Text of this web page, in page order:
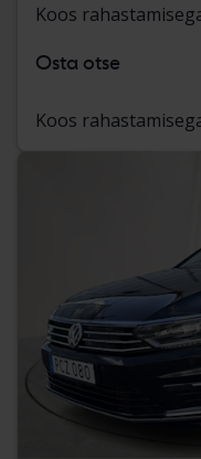
Koos
Osta otse
Koos